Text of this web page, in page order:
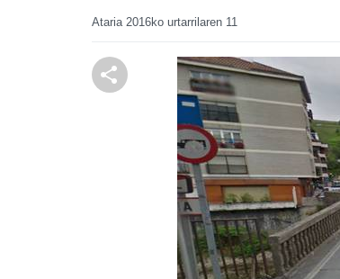
Ataria 2016ko urtarrilaren 11